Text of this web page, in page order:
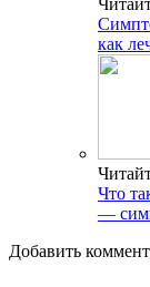
как
Что
—
Добавить